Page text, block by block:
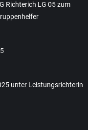
Richterich LG 05 zum
unter Leistungsrichterin